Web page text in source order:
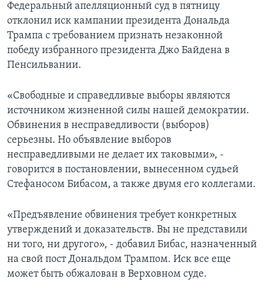
Федеральный апелляционный суд в пятницу
отклонил иск кампании президента Дональда
Трампа с требованием признать незаконной
победу избранного президента Джо Байдена в
Пенсильвании.
«Свободные и справедливые выборы являются
источником жизненной силы нашей демократии.
Обвинения в несправедливости (выборов)
серьезны. Но объявление выборов
несправедливыми не делает их таковыми», -
говорится в постановлении, вынесенном судьей
Стефаносом Бибасом, а также двумя его коллегами.
«Предъявление обвинения требует конкретных
утверждений и доказательств. Вы не представили
ни того, ни другого», - добавил Бибас, назначенный
на свой пост Дональдом Трампом. Иск все еще
может быть обжалован в Верховном суде.